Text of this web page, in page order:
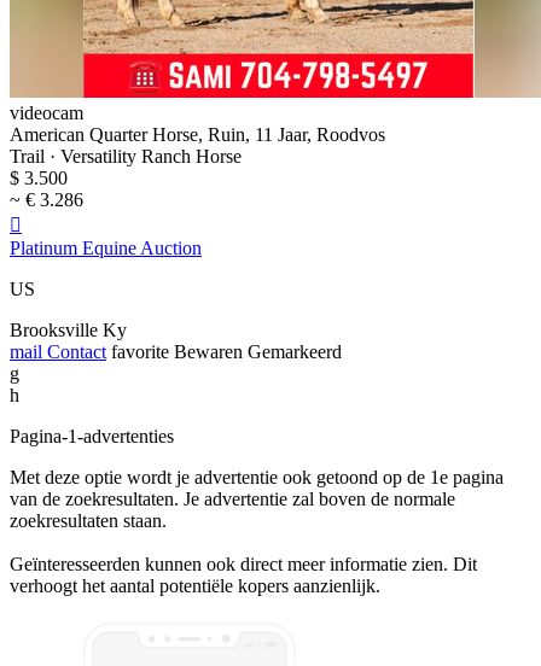
videocam
American Quarter Horse, Ruin, 11 Jaar, Roodvos
Trail · Versatility Ranch Horse
$ 3.500
~ € 3.286

Platinum Equine Auction
US
Brooksville Ky
mail Contact favorite Bewaren Gemarkeerd
g
h
Pagina-1-advertenties
Met deze optie wordt je advertentie ook getoond op de 1e pagina
van de zoekresultaten. Je advertentie zal boven de normale
zoekresultaten staan.
Geïnteresseerden kunnen ook direct meer informatie zien. Dit
verhoogt het aantal potentiële kopers aanzienlijk.